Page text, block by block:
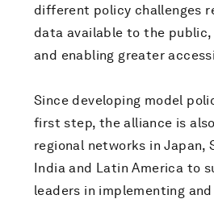
different policy challenges
data available to the public,
and enabling greater
Since developing model
first step, the alliance is
regional networks in Japan,
India and Latin America to
leaders in implementing